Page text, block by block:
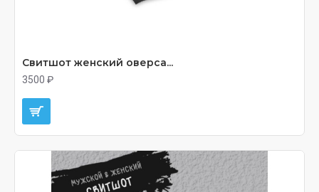
Свитшот женский оверса...
3500 ₽